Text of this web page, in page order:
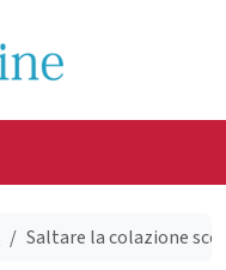
Saltare la colazione